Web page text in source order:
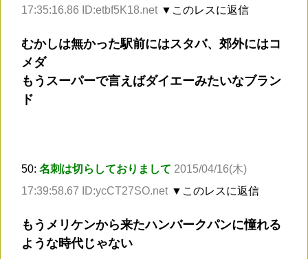
17:35:16.86 ID:etbf5K18.net ▼このレスに返信
むかしは無かった駅前にはスタバ、郊外にはコ
メダ
もうスーパーで言えばダイエーみたいなブラン
ド
50: 名刺は切らしておりまして 2015/04/16(木)
17:39:58.67 ID:ycCT27SO.net ▼このレスに返信
もうメリケンから来たハンバークパンに憧れる
ような時代じゃない